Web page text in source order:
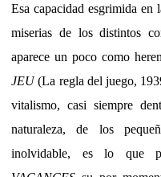
Esa capacidad esgrimida en
miserias de los distintos
aparece un poco como
JEU(La regla del juego,
vitalismo, casi siempre
naturaleza, de los
inolvidable, es lo que